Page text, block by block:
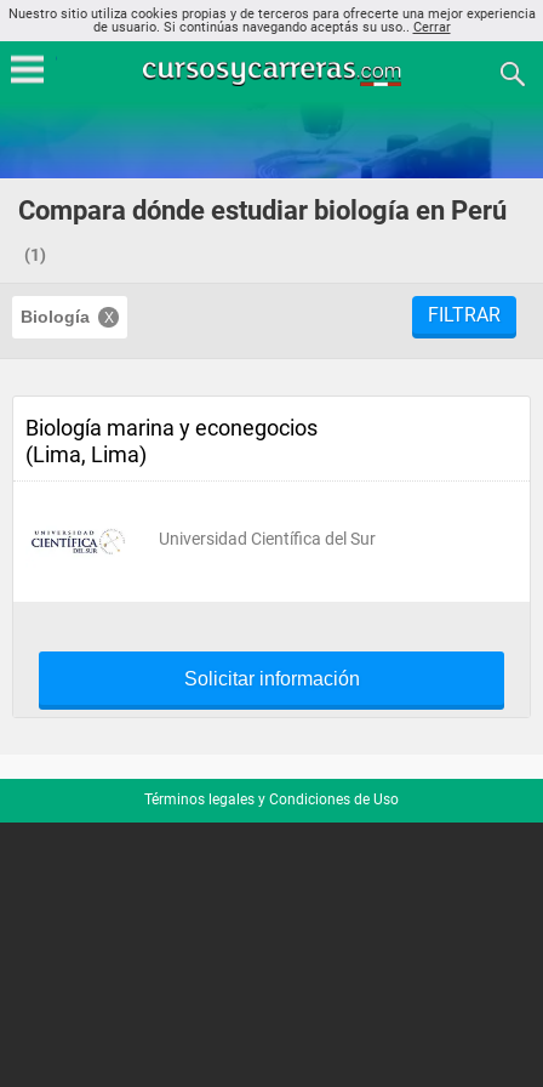
Nuestro sitio utiliza cookies propias y de terceros para ofrecerte una mejor experiencia
de usuario. Si continúas navegando aceptás su uso.. Cerrar
Compara dónde estudiar biología en Perú
(1)
Biología FILTRAR
Biología marina y econegocios
(Lima, Lima)
Universidad Científica del Sur
Solicitar información
Términos legales y Condiciones de Uso